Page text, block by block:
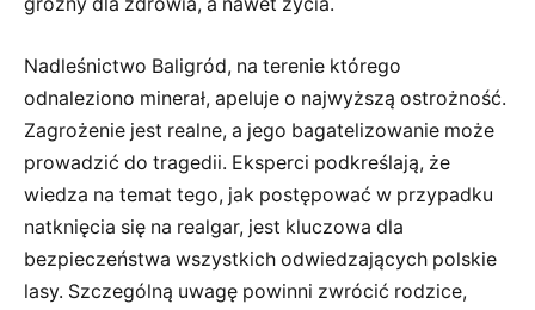
Nadleśnictwo Baligród, na terenie którego
odnaleziono minerał, apeluje o najwyższą ostrożność.
Zagrożenie jest realne, a jego bagatelizowanie może
prowadzić do tragedii. Eksperci podkreślają, że
wiedza na temat tego, jak postępować w przypadku
natknięcia się na realgar, jest kluczowa dla
bezpieczeństwa wszystkich odwiedzających polskie
lasy. Szczególną uwagę powinni zwrócić rodzice,